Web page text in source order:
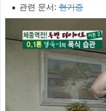
관련 문서:현기증